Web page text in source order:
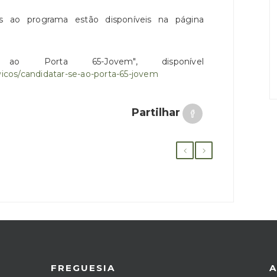
ao programa estão disponíveis na página
ao Porta 65-Jovem", disponível
candidatar-se-ao-porta-65-jovem
Partilhar
FREGUESIA